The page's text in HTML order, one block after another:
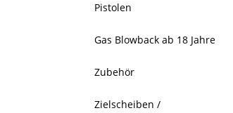
Pistolen
Gas Blowback ab 18 Jahre
Zubehör
Zielscheiben /